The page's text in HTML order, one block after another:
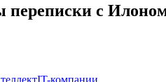
переписки с
IT-компании